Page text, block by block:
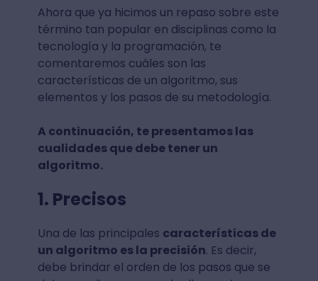
Ahora que ya hicimos un repaso sobre este
término tan popular en disciplinas como la
tecnología y la programación, te
comentaremos cuáles son las
características de un algoritmo, sus
elementos y los pasos de su metodología.
A continuación, te presentamos las
cualidades que debe tener un
algoritmo.
1. Precisos
Una de las principales características de
un algoritmo es la precisión. Es decir,
debe brindar el orden de los pasos que se